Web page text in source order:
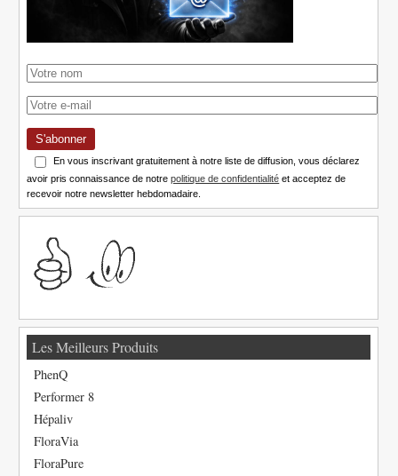
S'abonner
En vous inscrivant gratuitement à notre liste de diffusion, vous déclarez
avoir pris connaissance de notrepolitique de confidentialité et acceptez de
recevoir notre newsletter hebdomadaire.
Les Meilleurs Produits
PhenQ
Performer 8
Hépaliv
FloraVia
FloraPure